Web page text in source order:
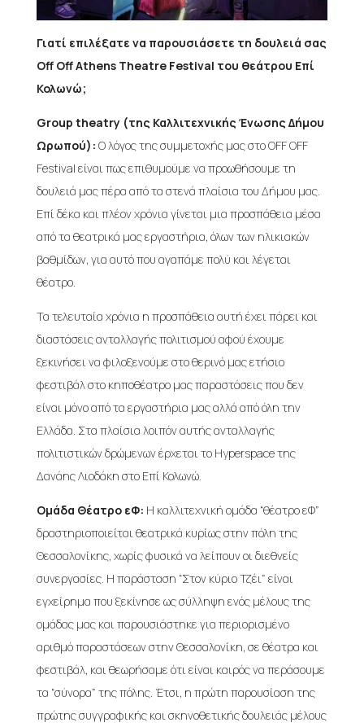
Γιατί επιλέξατε να παρουσιάσετε τη δουλειά σας
Off Off Athens Theatre Festival του θεάτρου Επί
Κολωνώ;
Group theatry (της Καλλιτεχνικής Ένωσης Δήμου
Ωρωπού): Ο λόγος της συμμετοχής μας στο OFF OFF
Festival είναι πως επιθυμούμε να προωθήσουμε τη
δουλειά μας πέρα από τα στενά πλαίσια του Δήμου μας.
Επί δέκα και πλέον χρόνια γίνεται μια προσπάθεια μέσα
από τα θεατρικά μας εργαστήρια, όλων των ηλικιακών
βαθμίδων, για αυτό που αγαπάμε πολύ και λέγεται
θέατρο.
Τα τελευταία χρόνια η προσπάθεια αυτή έχει πάρει και
διαστάσεις ανταλλαγής πολιτισμού αφού έχουμε
ξεκινήσει να φιλοξενούμε στο θερινό μας ετήσιο
φεστιβάλ στο κηποθέατρο μας παραστάσεις που δεν
είναι μόνο από τα εργαστήρια μας αλλά από όλη την
Ελλάδα. Στα πλαίσια λοιπόν αυτής ανταλλαγής
πολιτιστικών δρώμενων έρχεται το Hyperspace της
Δανάης Λιοδάκη στο Επί Κολωνώ.
Ομάδα Θέατρο εΦ: Η καλλιτεχνική ομάδα “θέατρο εΦ”
δραστηριοποιείται θεατρικά κυρίως στην πόλη της
Θεσσαλονίκης, χωρίς φυσικά να λείπουν οι διεθνείς
συνεργασίες. Η παράσταση “Στον κύριο Τζέι” είναι
εγχείρημα που ξεκίνησε ως σύλληψη ενός μέλους της
ομάδας μας και παρουσιάστηκε για περιορισμένο
αριθμό παραστάσεων στην Θεσσαλονίκη, σε θέατρα και
φεστιβάλ, και θεωρήσαμε ότι είναι καιρός να περάσουμε
τα “σύνορα” της πόλης. Έτσι, η πρώτη παρουσίαση της
πρώτης συγγραφικής και σκηνοθετικής δουλειάς μέλους